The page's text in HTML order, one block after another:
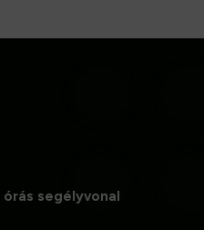
segélyvonal